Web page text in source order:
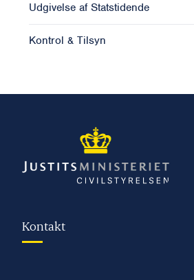
Udgivelse af Statstidende
Kontrol & Tilsyn
Kontakt